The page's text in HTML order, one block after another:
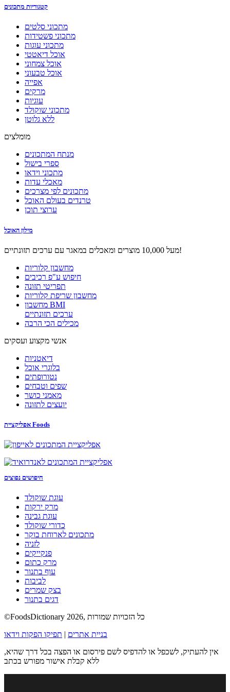
קטגוריות מתכונים
מתכוני סלטים
מתכוני פשטידות
מתכוני עוגות
אוכל דיאטטי
אוכל צמחוני
אוכל טבעוני
אפייה
מרקים
עוגיות
מתכוני שוקולד
ללא גלוטן
מומלצים
מנתח המתכונים
ספרי בישול
מתכוני וידאו
מאכלי עדות
מתכונים לפי מצרכים
טרנדים בעולם האוכל
ערוצי תוכן
מילון האוכל
מעל 10,000 מוצרים ומאכלים במאגר עם ערכים תזונתיים!
מחשבון קלוריות
חיפוש ע"פ רכיבים
תפריטי תזונה
מחשבון שריפת קלוריות
מחשבון BMI
ערכים תזונתיים
מכילים הכי הרבה
אנשי מקצוע ועסקים
דיאטניות
בלוגרי אוכל
נטורופתים
שפים וטבחים
מאמני כושר
יועצים לתזונה
אפליקציית Foods
חיפושים נפוצים
עוגת שוקולד
מרק ירקות
עוגת גבינה
כדורי שוקולד
מתכונים לארוחת בוקר
לזניה
פנקייקים
מרק כתום
עוף בתנור
לביבות
בצק שמרים
דגים בתנור
©FoodsDictionary 2026, כל הזכויות שמורות
בניית אתרים
תפיקו הפקות וידאו
אין להעתיק, לשכפל או להדפיס לשם פירסום או הפצה בכל דרך שהיא,
ללא קבלת אישור מפורש בכתב